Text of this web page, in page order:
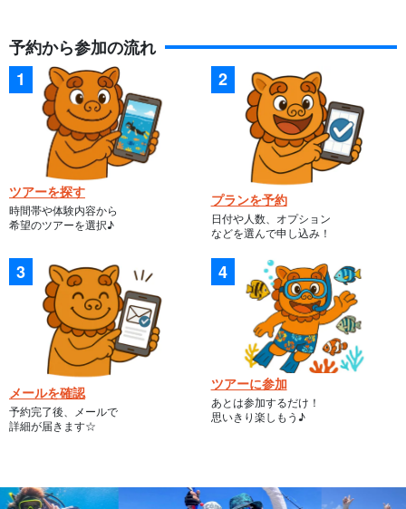
予約から参加の流れ
ツアーを探す
時間帯や体験内容から
希望のツアーを選択♪
プランを予約
日付や人数、オプション
などを選んで申し込み！
メールを確認
予約完了後、メールで
詳細が届きます☆
ツアーに参加
あとは参加するだけ！
思いきり楽しもう♪